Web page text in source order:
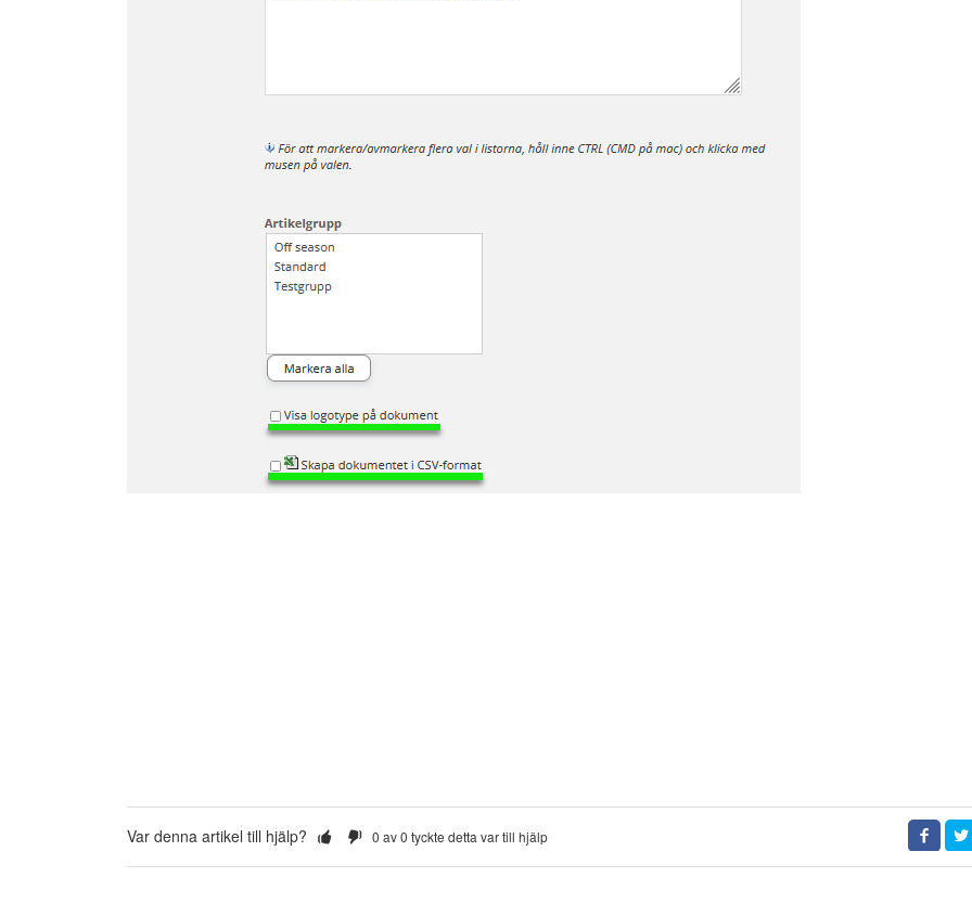
Var denna artikel till hjälp? 0 av 0 tyckte detta var till hjälp